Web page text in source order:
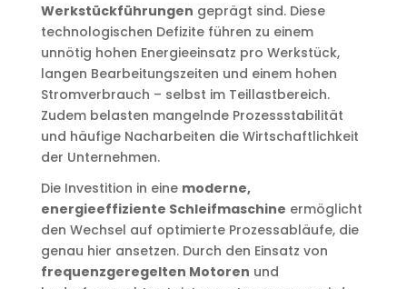
Werkstückführungen geprägt sind. Diese
technologischen Defizite führen zu einem
unnötig hohen Energieeinsatz pro Werkstück,
langen Bearbeitungszeiten und einem hohen
Stromverbrauch – selbst im Teillastbereich.
Zudem belasten mangelnde Prozessstabilität
und häufige Nacharbeiten die Wirtschaftlichkeit
der Unternehmen.
Die Investition in eine moderne,
energieeffiziente Schleifmaschine ermöglicht
den Wechsel auf optimierte Prozessabläufe, die
genau hier ansetzen. Durch den Einsatz von
frequenzgeregelten Motoren und